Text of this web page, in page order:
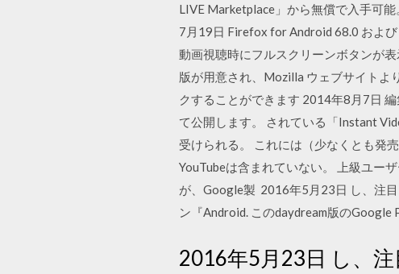
LIVE Marketplace」から無償で入手可
7月19日 Firefox for Android 68.0 およ
動画視聴時にフルスクリーンボタンが
版が用意され、Mozilla ウェブサイトよ
クすることができます 2014年8月7日
て公開します。 されている「Instant
受けられる。 これには（少なくとも発
YouTubeは含まれていない。 上級ユー
が、Google製 2016年5月23日 し、注
ン『Android. このdaydream版のGoogle
2016年5月23日 し、